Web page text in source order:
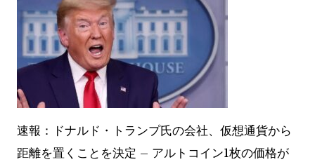
速報：ドナルド・トランプ氏の会社、仮想通貨から
距離を置くことを決定 – アルトコイン1枚の価格が